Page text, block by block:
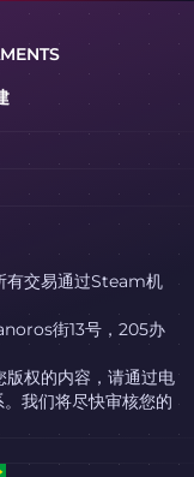
有交易通过Steam机
街13号，205办
版权的内容，请通过电
我们将尽快审核您的